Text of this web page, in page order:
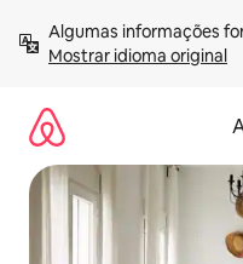
para
Mostrar idioma original